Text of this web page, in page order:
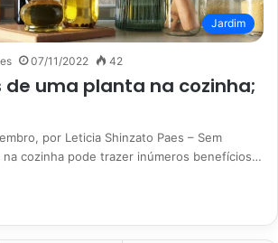
Jardim
07/11/2022 42
de uma planta na cozinha;
por Leticia Shinzato Paes – Sem
na cozinha pode trazer inúmeros benefícios…